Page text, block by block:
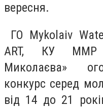
вересня.
ГО Mykolaiv
ART, КУ ММР
Миколаєва»
конкурс серед
від 14 до 21